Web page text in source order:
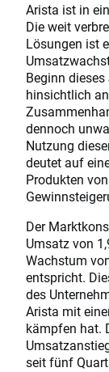
Arista ist in
Die weit
Lösungen ist
Beginn
hinsichtlich
dennoch
Nutzung
deutet auf
Produkten
Der
Umsatz von
Wachstum
entspricht.
des
Arista mit
kämpfen hat.
seit fünf